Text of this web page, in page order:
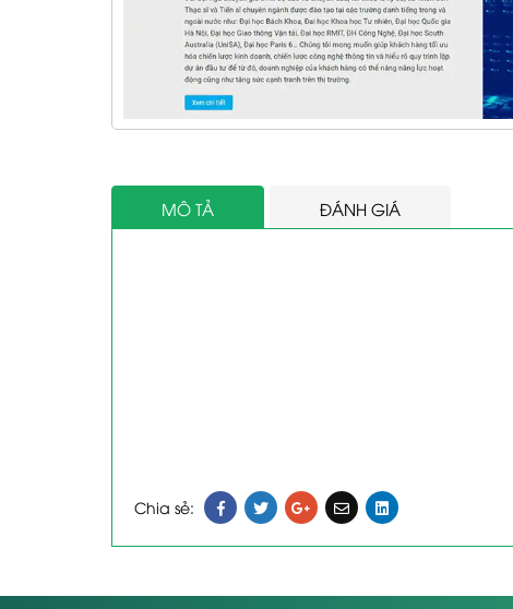
MÔ TẢ ĐÁNH GIÁ
Chia sẻ: